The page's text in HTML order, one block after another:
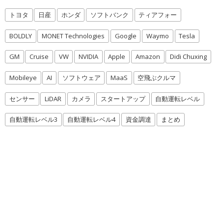
トヨタ 日産 ホンダ ソフトバンク ティアフォー
BOLDLY MONET Technologies Google Waymo Tesla
GM Cruise VW NVIDIA Apple Amazon Didi Chuxing
Mobileye AI ソフトウェア MaaS 空飛ぶクルマ
センサー LiDAR カメラ スタートアップ 自動運転レベル
自動運転レベル3 自動運転レベル4 資金調達 まとめ